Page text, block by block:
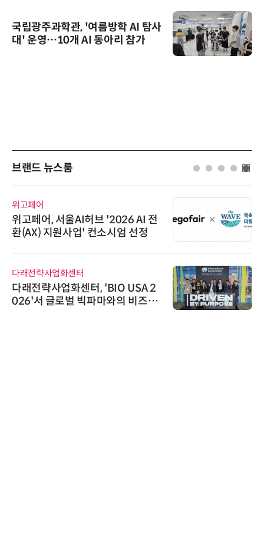
국립광주과학관, '여름방학 AI 탐사
대' 운영…10개 AI 동아리 참가
브랜드 뉴스룸
위고페어
위고페어, 서울AI허브 '2026 AI 전
환(AX) 지원사업' 컨소시엄 선정
다래전략사업화센터
다래전략사업화센터, 'BIO USA 2
026'서 글로벌 빅파마와의 비즈니